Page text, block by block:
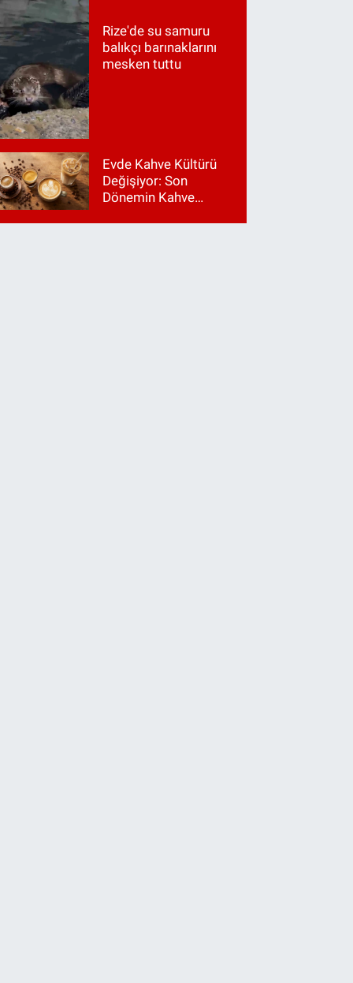
Rize'de su samuru
balıkçı barınaklarını
mesken tuttu
Evde Kahve Kültürü
Değişiyor: Son
Dönemin Kahve